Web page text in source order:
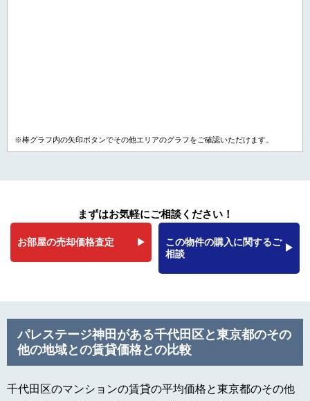
※棒グラフ内の矢印ボタンでその他エリアのグラフをご確認いただけます。
まずはお気軽にご相談ください！
お部屋の売却価格査定
この物件の購入に関するご
相談
パレステージ神田がある千代田区と東京都のその
他の地域との賃貸価格との比較
千代田区のマンションの賃貸の平均価格と東京都のその他